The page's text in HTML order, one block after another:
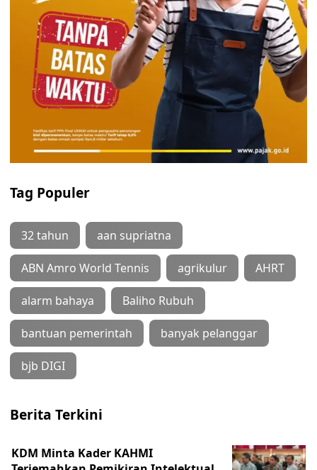
Tag Populer
32 tahun aan supriatna
ABN Amro World Tennis agrikulur AHRT
alarm bahaya Baliho Rubuh
bantuan pemerintah banyak pelanggar
bjb DIGI
Berita Terkini
KDM Minta Kader KAHMI